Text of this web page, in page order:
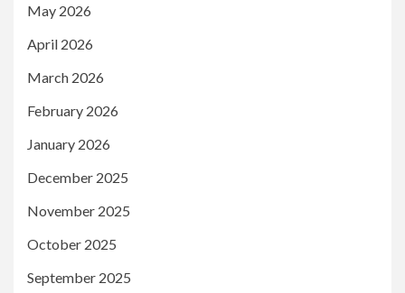
May 2026
April 2026
March 2026
February 2026
January 2026
December 2025
November 2025
October 2025
September 2025